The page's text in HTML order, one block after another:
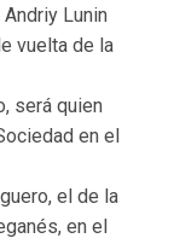
Lunin
vuelta de la
será quien
en el
el de la
en el